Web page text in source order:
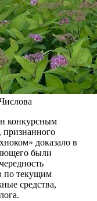
конкурсным
доказало в
были
по текущим
средства,